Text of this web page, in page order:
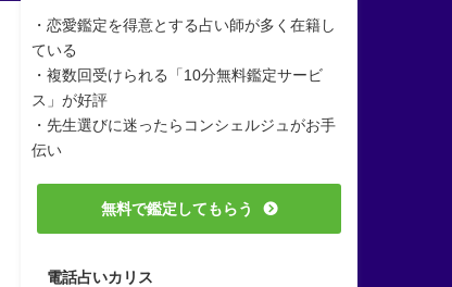
・恋愛鑑定を得意とする占い師が多く在籍し
ている
・複数回受けられる「10分無料鑑定サービ
ス」が好評
・先生選びに迷ったらコンシェルジュがお手
伝い
無料で鑑定してもらう
電話占いカリス